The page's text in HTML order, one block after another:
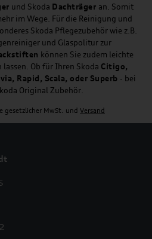
und Skoda Dachträger an. Somit
im Wege. Für die Reinigung und
Skoda Pflegezubehör wie z.B.
und Glaspolitur zur
können Sie zudem leichte
lassen. Ob für Ihren Skoda Citigo,
Rapid, Scala, oder Superb - bei
Original Zubehör.
gesetzlicher MwSt. und Versand